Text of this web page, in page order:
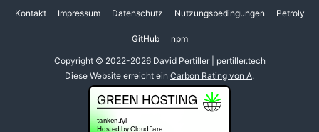
Kontakt Impressum Datenschutz Nutzungsbedingungen Petroly
GitHub npm
Copyright © 2022-2026 David Pertiller | pertiller.tech
Diese Website erreicht ein Carbon Rating von A.